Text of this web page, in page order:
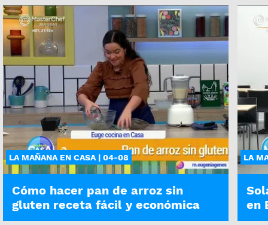
LA MAÑANA EN CASA | 04-08
Cómo hacer pan de arroz sin
gluten receta fácil y económica
LA
en